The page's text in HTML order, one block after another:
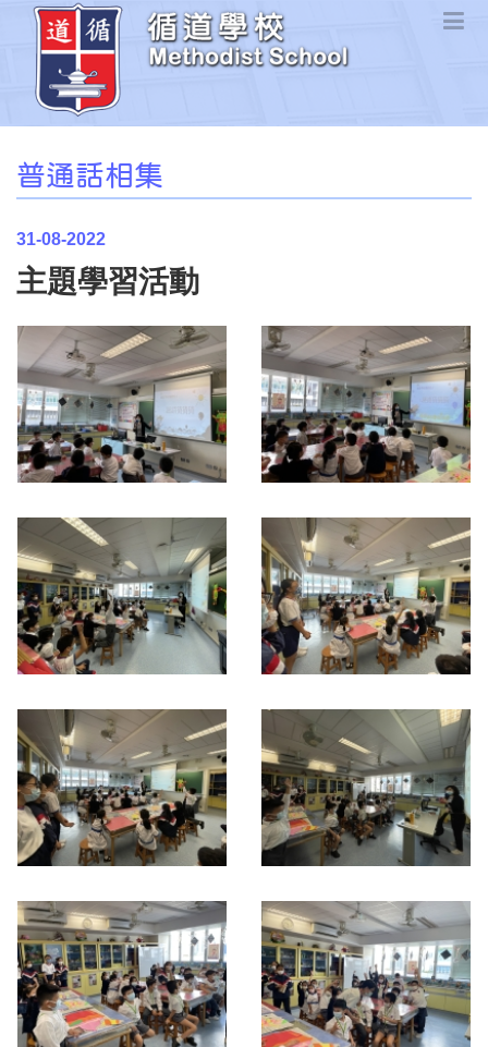
普通話相集
31-08-2022
主題學習活動